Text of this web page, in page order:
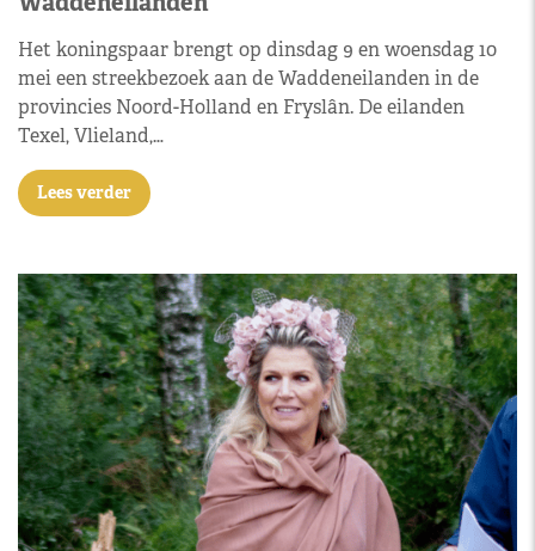
Het koningspaar brengt op dinsdag 9 en woensdag 10
mei een streekbezoek aan de Waddeneilanden in de
provincies Noord-Holland en Fryslân. De eilanden
Texel, Vlieland,…
Lees verder